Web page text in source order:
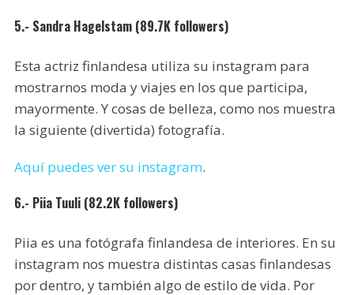
5.- Sandra Hagelstam (89.7K followers)
Esta actriz finlandesa utiliza su instagram para
mostrarnos moda y viajes en los que participa,
mayormente. Y cosas de belleza, como nos muestra
la siguiente (divertida) fotografía.
Aquí puedes ver su instagram.
6.- Piia Tuuli (82.2K followers)
Piia es una fotógrafa finlandesa de interiores. En su
instagram nos muestra distintas casas finlandesas
por dentro, y también algo de estilo de vida. Por